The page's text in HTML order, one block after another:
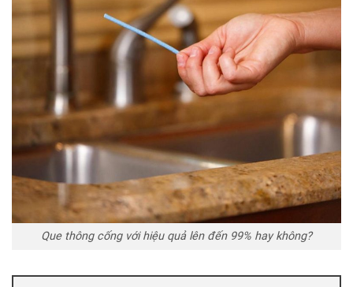
Que thông cống với hiệu quả lên đến 99% hay không?